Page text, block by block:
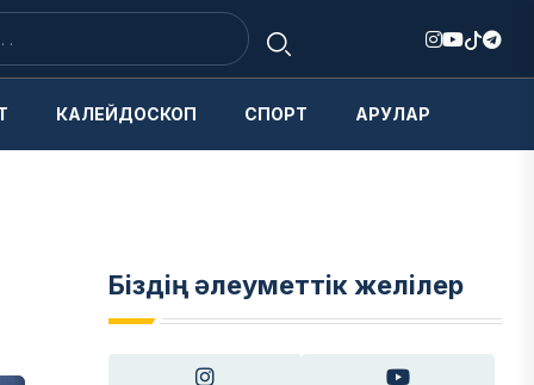
КАЛЕЙДОСКОП СПОРТ АРУЛАР
Біздің әлеуметтік желілер